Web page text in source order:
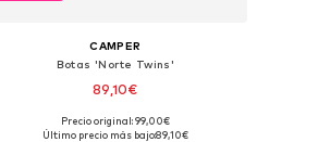
CAMPER
Botas 'Norte Twins'
89,10€
Disponible en muchas tallas
Precio original: 99,00€
Último precio más bajo:89,10€